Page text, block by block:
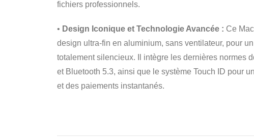
fichiers professionnels.
• Design Iconique et Technologie Avancée : Ce
design ultra-fin en aluminium, sans ventilateur, pour
totalement silencieux. Il intègre les dernières normes
et Bluetooth 5.3, ainsi que le système Touch ID pour
et des paiements instantanés.